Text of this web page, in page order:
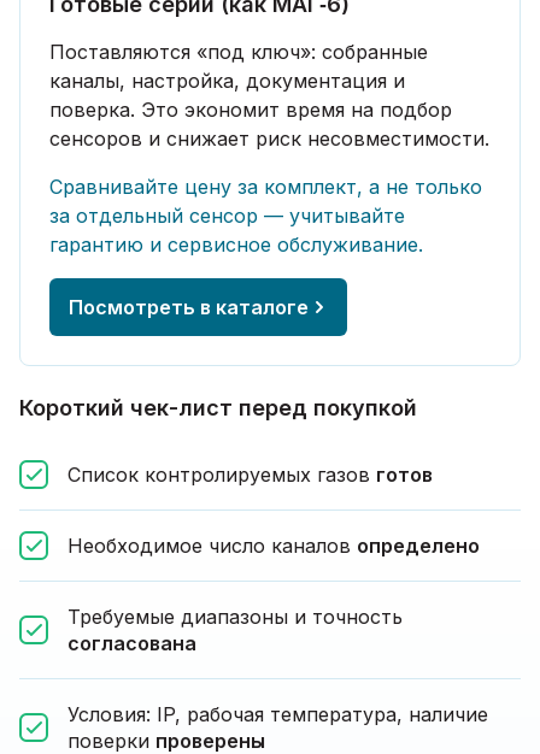
Поставляются «под ключ»: собранные
каналы, настройка, документация и
поверка. Это экономит время на подбор
сенсоров и снижает риск несовместимости.
Сравнивайте цену за комплект, а не только
за отдельный сенсор — учитывайте
гарантию и сервисное обслуживание.
Посмотреть в каталоге
Короткий чек-лист перед покупкой
Список контролируемых газов готов
Необходимое число каналов определено
Требуемые диапазоны и точность
согласована
Условия: IP, рабочая температура, наличие
поверки проверены